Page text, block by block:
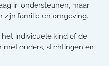
in ondersteunen, maar
zijn familie en omgeving.
individuele kind of de
met ouders, stichtingen en